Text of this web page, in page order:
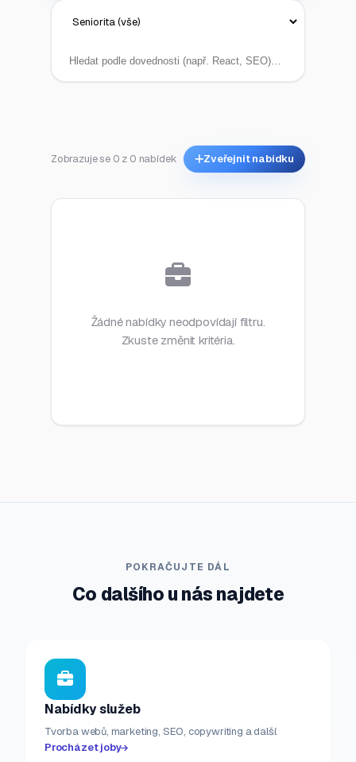
Zobrazuje se 0 z 0 nabídek Zveřejnit nabídku
Žádné nabídky neodpovídají filtru.
Zkuste změnit kritéria.
POKRAČUJTE DÁL
Co dalšího u nás najdete
Nabídky služeb
Tvorba webů, marketing, SEO, copywriting a další.
Procházet joby